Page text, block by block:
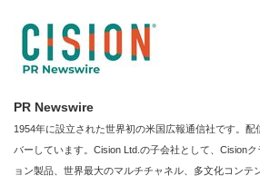
PR Newswire
1954年に設立された世界初の米国広報通信社です。配
バーしています。Cision Ltd.の子会社として、Cision
ョン製品、世界最大のマルチチャネル、多文化コンテ